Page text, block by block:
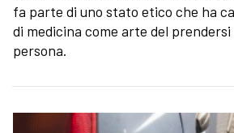
fa parte di uno stato etico che ha
di medicina come arte del prendersi
persona.